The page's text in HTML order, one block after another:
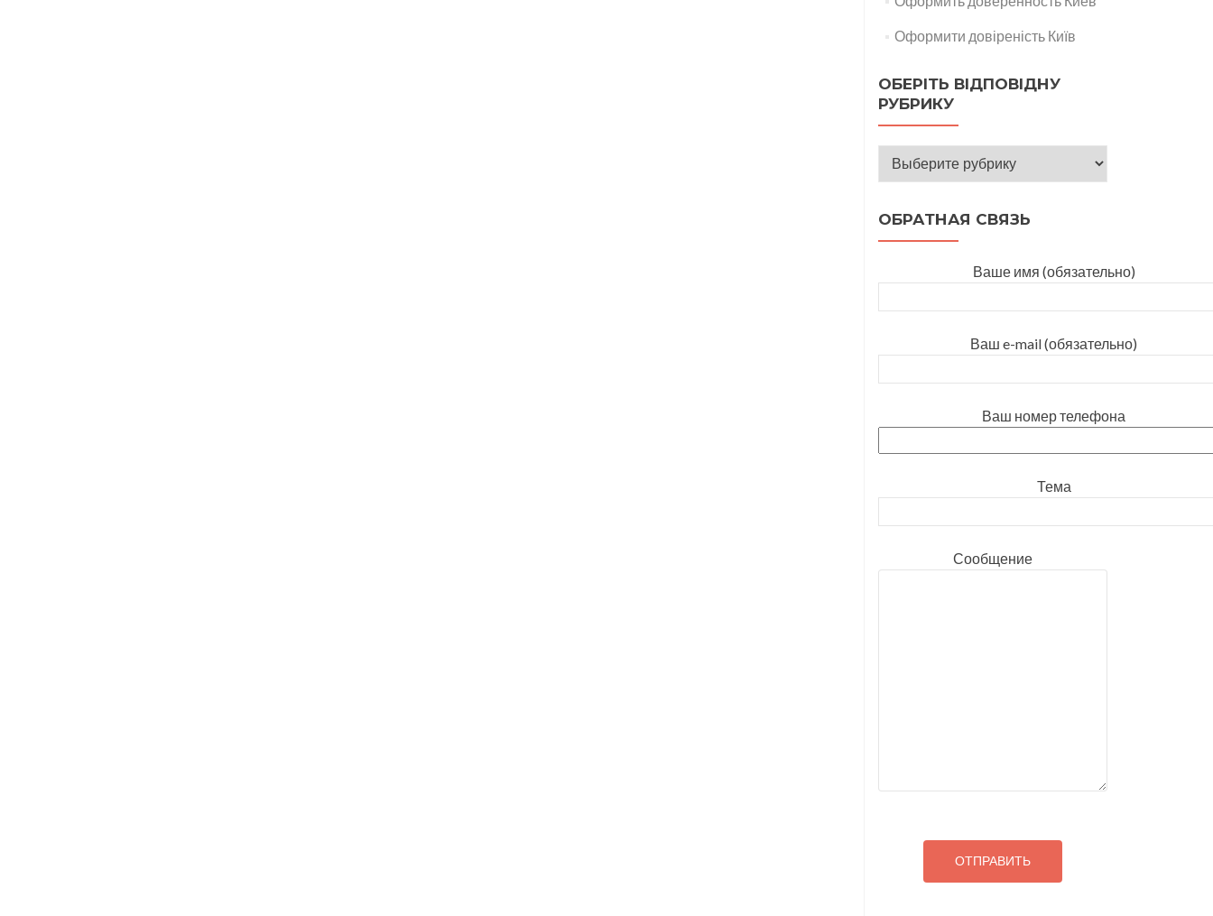
Оформити довіреність Київ
ОБЕРІТЬ ВІДПОВІДНУ
РУБРИКУ
Оберіть відповідну рубрику
ОБРАТНАЯ СВЯЗЬ
Ваше имя (обязательно)
Ваш e-mail (обязательно)
Ваш номер телефона
Тема
Сообщение